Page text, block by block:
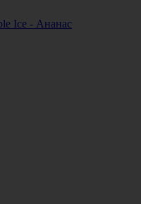
Ice - Ананас